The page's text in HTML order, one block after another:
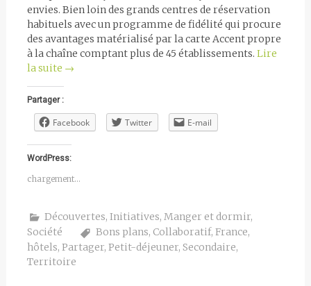
envies. Bien loin des grands centres de réservation
habituels avec un programme de fidélité qui procure
des avantages matérialisé par la carte Accent propre
à la chaîne comptant plus de 45 établissements. Lire
la suite →
Partager :
Facebook Twitter E-mail
WordPress:
chargement…
Découvertes, Initiatives, Manger et dormir,
Société
Bons plans, Collaboratif, France,
hôtels, Partager, Petit-déjeuner, Secondaire,
Territoire